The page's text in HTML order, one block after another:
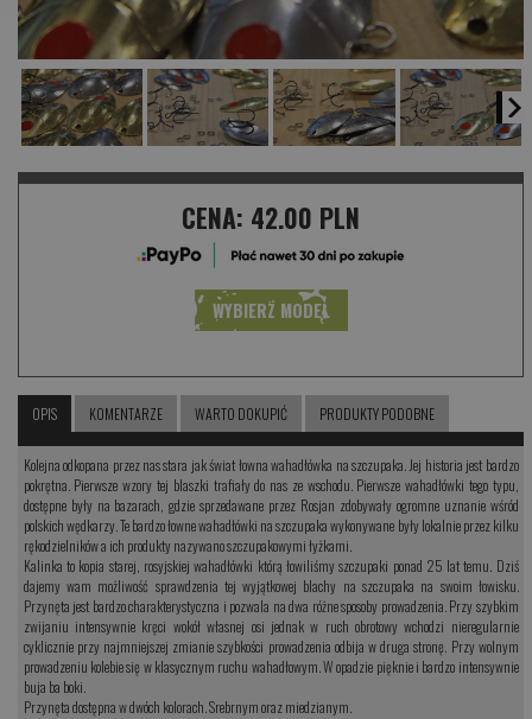
CENA: 42.00 PLN
WYBIERZ MODEL
OPIS KOMENTARZE WARTO DOKUPIĆ PRODUKTY PODOBNE
Kolejna odkopana przez nas stara jak świat łowna wahadłówka na szczupaka. Jej historia jest bardzo
pokrętna. Pierwsze wzory tej blaszki trafiały do nas ze wschodu. Pierwsze wahadłówki tego typu,
dostępne były na bazarach, gdzie sprzedawane przez Rosjan zdobywały ogromne uznanie wśród
polskich wędkarzy. Te bardzo łowne wahadłówki na szczupaka wykonywane były lokalnie przez kilku
rękodzielników a ich produkty nazywano szczupakowymi łyżkami.
Kalinka to kopia starej, rosyjskiej wahadłówki którą łowiliśmy szczupaki ponad 25 lat temu. Dziś
dajemy wam możliwość sprawdzenia tej wyjątkowej blachy na szczupaka na swoim łowisku.
Przynęta jest bardzo charakterystyczna i pozwala na dwa różne sposoby prowadzenia. Przy szybkim
zwijaniu intensywnie kręci wokół własnej osi jednak w ruch obrotowy wchodzi nieregularnie
cyklicznie przy najmniejszej zmianie szybkości prowadzenia odbija w druga stronę. Przy wolnym
prowadzeniu kolebie się w klasycznym ruchu wahadłowym. W opadzie pięknie i bardzo intensywnie
buja ba boki.
Przynęta dostępna w dwóch kolorach. Srebrnym oraz miedzianym.